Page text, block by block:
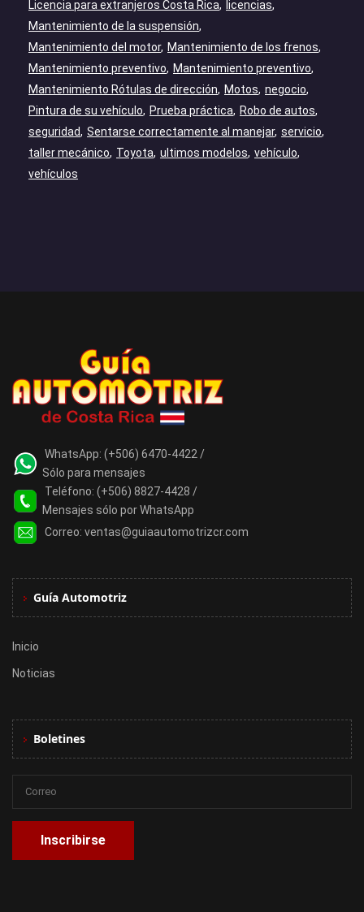
Licencia para extranjeros Costa Rica
licencias
Mantenimiento de la suspensión
Mantenimiento del motor
Mantenimiento de los frenos
Mantenimiento preventivo
Mantenimiento preventivo
Mantenimiento Rótulas de dirección
Motos negocio
Pintura de su vehículo
Prueba práctica
Robo de autos
seguridad
Sentarse correctamente al manejar servicio
taller mecánico
Toyota ultimos modelos vehículo
vehículos
WhatsApp: (+506) 6470-4422 /
Sólo para mensajes
Teléfono: (+506) 8827-4428 /
Mensajes sólo por WhatsApp
Correo: ventas@guiaautomotrizcr.com
Guía Automotriz
Inicio
Noticias
Boletines